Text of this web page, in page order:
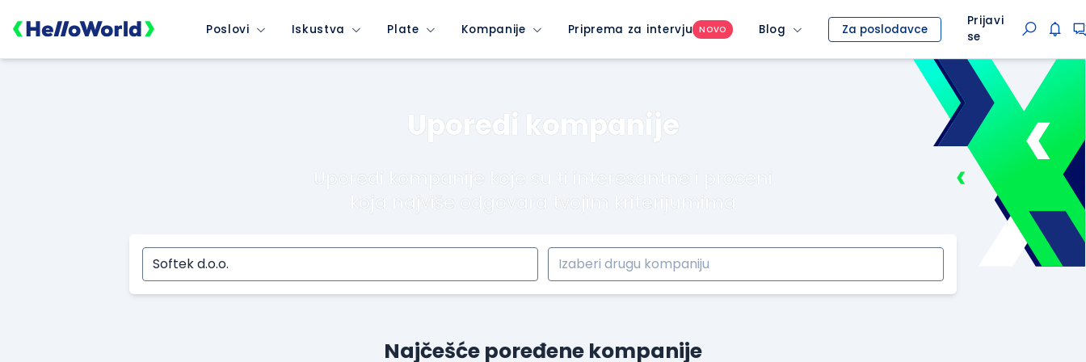
Poslovi Iskustva Plate Kompanije Priprema za intervju NOVO Blog Za poslodavce
Prijavi
se
Uporedi kompanije
Uporedi kompanije koje su ti interesantne i proceni
koja najviše odgovara tvojim kriterijumima
Najčešće poređene kompanije